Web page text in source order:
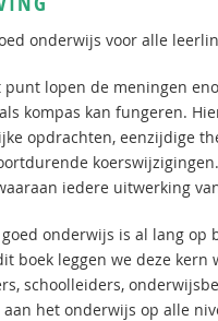
onderwijs voor alle
lopen de meningen
kompas kan fungeren.
opdrachten, eenzijdige
iedere uitwerking
onderwijs is al lang
boek leggen we deze
schoolleiders,
aan het onderwijs op alle